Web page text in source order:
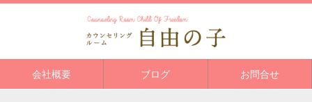
会社概要 ブログ お問合せ